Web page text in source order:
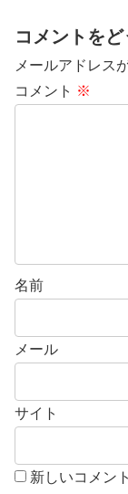
コメントを
メールアドレス
コメント ※
名前
メール
サイト
新しいコメン